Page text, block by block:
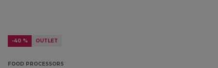
-40 % OUTLET
FOOD PROCESSORS